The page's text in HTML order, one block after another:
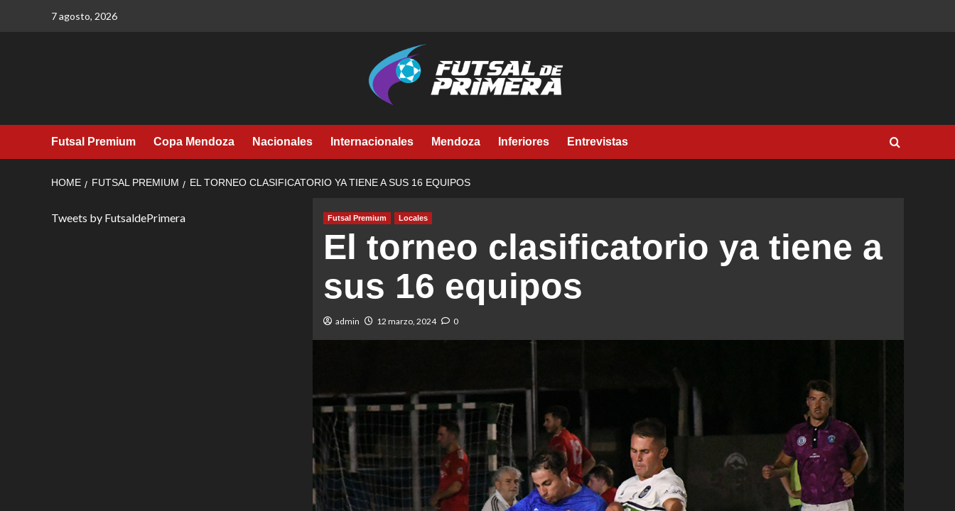
7 agosto, 2026
Futsal Premium Copa Mendoza Nacionales Internacionales Mendoza Inferiores Entrevistas
HOME FUTSAL PREMIUM EL TORNEO CLASIFICATORIO YA TIENE A SUS 16 EQUIPOS
Futsal Premium Locales
El torneo clasificatorio ya tiene a
sus 16 equipos
admin 12 marzo, 2024 0
Tweets by FutsaldePrimera